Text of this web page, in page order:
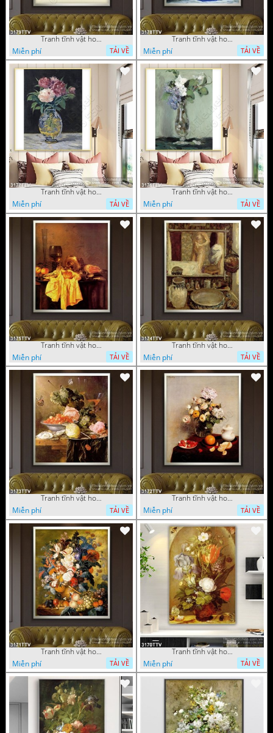
Tranh tĩnh vật hoa quả sơn dầu dán tường đẹp
Miễn phí
TẢI VỀ
Tranh tĩnh vật hoa quả sơn dầu trang trí tường đẹp
Miễn phí
TẢI VỀ
Tranh tĩnh vật hoa quả sơn dầu nghệ thuật
Miễn phí
TẢI VỀ
Tranh tĩnh vật hoa quả sơn dầu trang trí tường
Miễn phí
TẢI VỀ
Tranh tĩnh vật hoa quả sơn dầu trang trí đẹp
Miễn phí
TẢI VỀ
Tranh tĩnh vật hoa quả sơn dầu nghệ thuật
Miễn phí
TẢI VỀ
Tranh tĩnh vật hoa quả sơn dầu độc đáo đẹp
Miễn phí
TẢI VỀ
Tranh tĩnh vật hoa quả sơn dầu trang trí phòng ngủ
Miễn phí
TẢI VỀ
Tranh tĩnh vật hoa quả sơn dầu đẹp
Miễn phí
TẢI VỀ
Tranh tĩnh vật hoa quả sơn dầu độc đáo
Miễn phí
TẢI VỀ